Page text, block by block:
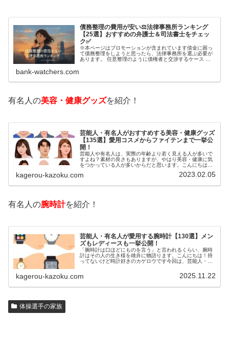
債務整理の費用が安い⚖️法律事務所ランキング
【25選】おすすめの弁護士＆司法書士をチェッ
ク✅
※本ページはプロモーションが含まれています借金に困っ
て債務整理をしようと思ったら、法律事務所を選ぶ必要が
あります。 任意整理のように債権者と交渉するケース 自
bank-watchers.com
有名人の美容・健康グッズを紹介！
芸能人・有名人がおすすめする美容・健康グッズ
【135選】愛用コスメからファイテンまで一挙公
開！
芸能人や有名人は、実際の年齢より若く見える人が多いで
すよね？素材の良さもありますが、やはり美容・健康に気
をつかっている人が多いからだと思います。こんにちは！
いるのでしょうか？今回は、芸能人…
kagerou-kazoku.com 2023.02.05
有名人の腕時計を紹介！
芸能人・有名人が愛用する腕時計【130選】メン
ズもレディースも一挙公開！
「腕時計は口ほどにものを言う」と言われるくらい、腕時
計はその人の生き様を雄弁に物語ります。こんにちは！持
ってないけど時計好きのカゲロウです今回は、芸能人・有
kagerou-kazoku.com 2025.11.22
体操選手の家族